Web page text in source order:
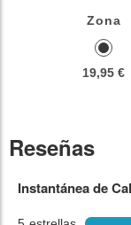
Zona
19,95 €
Reseñas
Instantánea de